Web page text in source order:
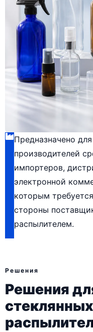
Предназначено
производителей
импортеров,
электронной
которым
стороны
распылителем.
Решения
Решения
стеклянных